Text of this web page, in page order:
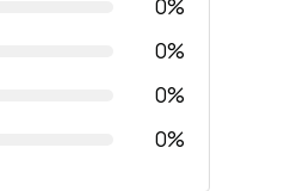
0%
0%
0%
0%